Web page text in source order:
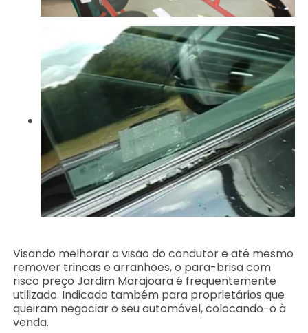
Visando melhorar a visão do condutor e até mesmo
remover trincas e arranhões, o para-brisa com
risco preço Jardim Marajoara é frequentemente
utilizado. Indicado também para proprietários que
queiram negociar o seu automóvel, colocando-o à
venda.